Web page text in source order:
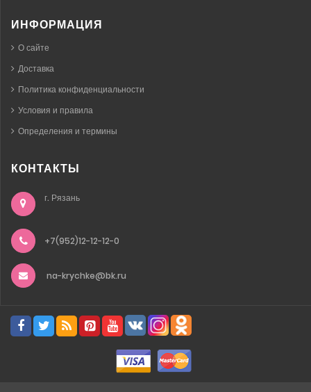
ИНФОРМАЦИЯ
О сайте
Доставка
Политика конфиденциальности
Условия и правила
Определения и термины
КОНТАКТЫ
г. Рязань
+7(952)12-12-12-0
na-krychke@bk.ru